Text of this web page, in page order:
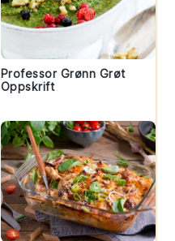
Professor Grønn Grøt
Oppskrift